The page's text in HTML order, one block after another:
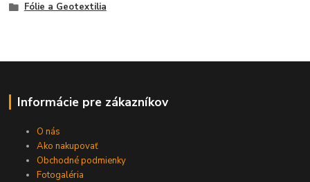
Fólie a Geotextilia
Informácie pre zákazníkov
O nás
Ako nakupovať
Obchodné podmienky
Fotogaléria